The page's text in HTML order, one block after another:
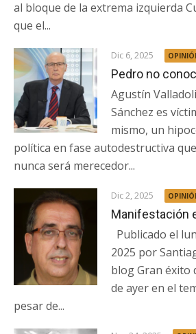
al bloque de la extrema izquierda
que el...
Dic 6, 2025
Pedro no
Agustín
Sánchez es
mismo, un
política en fase autodestructiva
nunca será merecedor...
Dic 2, 2025
Manifestación
Publicado el
2025 por
blog Gran éxito
de ayer en el
pesar de...